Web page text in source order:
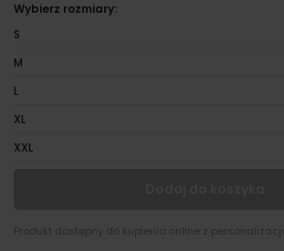
Wybierz rozmiary:
S
M
L
XL
XXL
Produkt dostępny do kupienia online z personalizacją